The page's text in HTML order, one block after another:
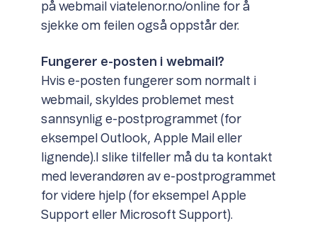
på webmail viatelenor.no/online for å
sjekke om feilen også oppstår der.
Fungerer e-posten i webmail?
Hvis e-posten fungerer som normalt i
webmail, skyldes problemet mest
sannsynlig e-postprogrammet (for
eksempel Outlook, Apple Mail eller
lignende).I slike tilfeller må du ta kontakt
med leverandøren av e-postprogrammet
for videre hjelp (for eksempel Apple
Support eller Microsoft Support).